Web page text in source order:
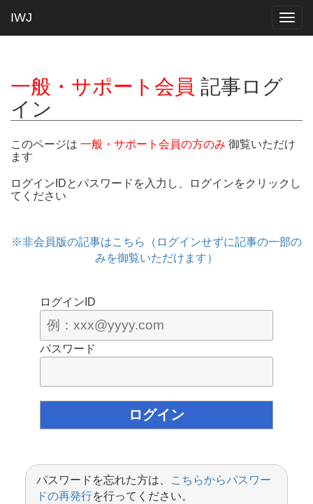
IWJ
一般・サポート会員 記事ログ
イン
このページは 一般・サポート会員の方のみ 御覧いただけ
ます
ログインIDとパスワードを入力し、ログインをクリックし
てください
※非会員版の記事はこちら（ログインせずに記事の一部の
みを御覧いただけます）
ログインID
パスワード
パスワードを忘れた方は、
こちらからパスワー
ドの再発行を行ってください。